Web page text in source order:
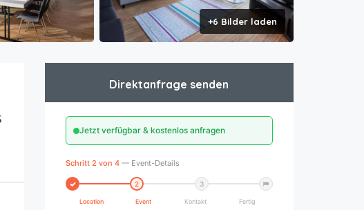
+6 Bilder laden
Direktanfrage senden
Jetzt verfügbar & kostenlos anfragen
Schritt 2 von 4 — Event-Details
2 3
Location Event Kontakt Fertig